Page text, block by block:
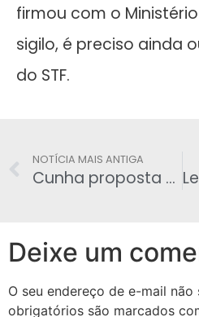
firmou com o
sigilo, é preciso ainda
do STF.
NOTÍCIA MAIS ANTIGA
Cunha proposta de Renan são um ‘jogo de espuma‘
Deixe um
O seu endereço de e-mail não
obrigatórios são marcados